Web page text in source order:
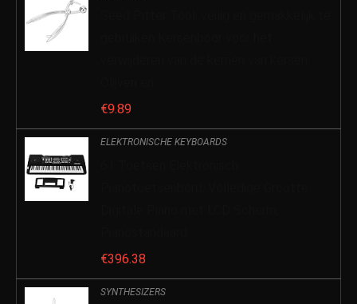
€9.89
ELEKTRONISCHE KEYBOARDS
€396.38
SYNTHESIZERS